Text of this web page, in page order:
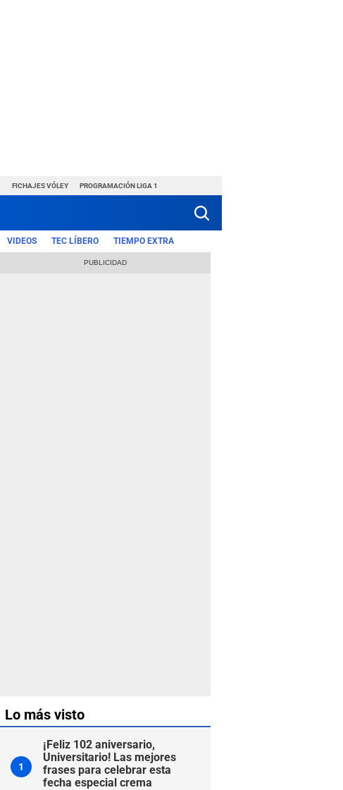
FICHAJES VÓLEY PROGRAMACIÓN LIGA 1
VIDEOS TEC LÍBERO TIEMPO EXTRA
Lo más visto
1
¡Feliz 102 aniversario,
Universitario! Las mejores
frases para celebrar esta
fecha especial crema